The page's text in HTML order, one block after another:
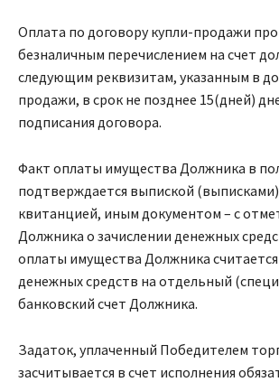
Оплата по договору купли-продажи
безналичным перечислением на счет
следующим реквизитам, указанным в
продажи, в срок не позднее 15(дней)
подписания договора.
Факт оплаты имущества Должника в
подтверждается выпиской (выписками)
квитанцией, иным документом – с
Должника о зачислении денежных
оплаты имущества Должника считается
денежных средств на отдельный
банковский счет Должника.
Задаток, уплаченный Победителем
засчитывается в счет исполнения